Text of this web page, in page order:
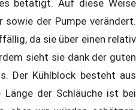
betätigt. Auf diese Weise
der Pumpe verändert.
da sie über einen relativ
sieht sie dank der guten
Der Kühlblock besteht aus
der Schläuche ist bei